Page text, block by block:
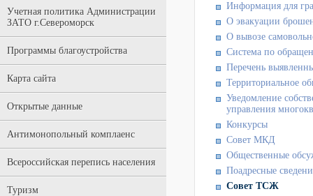
Учетная политика Администрации
ЗАТО г.Североморск
Программы благоустройства
Карта сайта
Открытые данные
Антимонопольный комплаенс
Всероссийская перепись населения
Туризм
Информация для
О эвакуации
О вывозе
Cистема по
Перечень
Территориальное
Уведомление
управления
Конкурсы
Совет МКД
Общественные
Поадресные
Совет ТСЖ